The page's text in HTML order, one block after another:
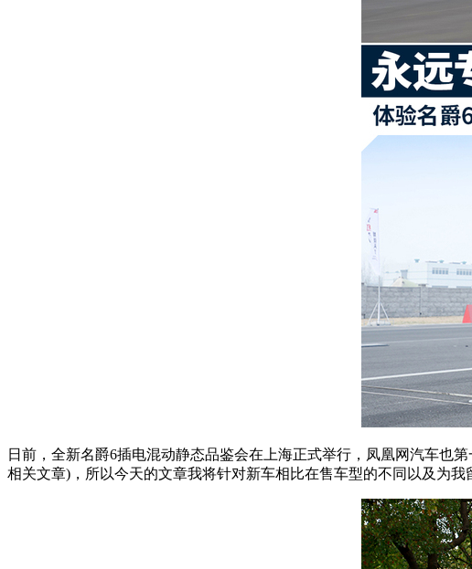
日前，全新名爵6插电混动静态品鉴会在上海正式举行，凤凰网汽车也
相关文章)，所以今天的文章我将针对新车相比在售车型的不同以及为我